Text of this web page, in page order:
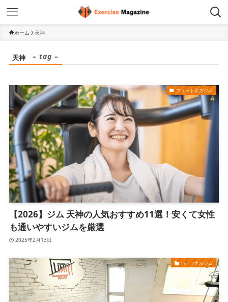
ホーム 天神
天神 – tag –
フィットネスジム
【2026】ジム 天神の人気おすすめ11選！安くて女性
も通いやすいジムを厳選
2025年2月13日
パーソナルジム